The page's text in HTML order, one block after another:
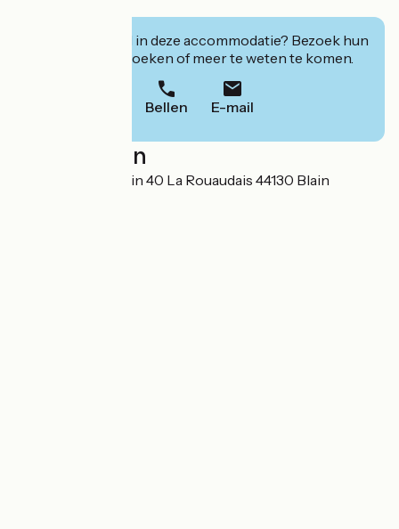
Geïnteresseerd in deze accommodatie? Bezoek hun
website om te boeken of meer te weten te komen.
Bellen E-mail
Localisation
Saint Omer de Blain 40 La Rouaudais 44130 Blain